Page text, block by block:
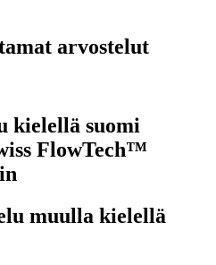
arvostelut
kielellä suomi
FlowTech™
muulla kielellä